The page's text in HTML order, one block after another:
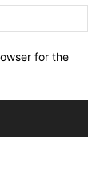
for the